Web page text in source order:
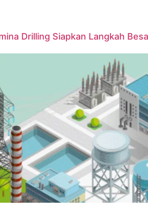
Drilling Siapkan Langkah